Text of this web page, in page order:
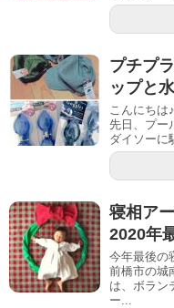
プチプ
ップと
こんにちは
先日、プー
ダイソーに
寝相ア
2020年
今年最後の
前橋市の城
は、ボラン
ー...